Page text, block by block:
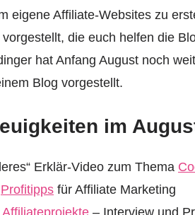
eigene Affiliate-Websites zu
vorgestellt, die euch helfen die
hat Anfang August noch
Blog vorgestellt.
im
Erklär-Video zum Thema
Profitipps für Affiliate Marketing
– Interview und